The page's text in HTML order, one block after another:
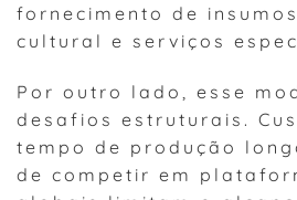
fornecimento de
cultural e serviços
Por outro lado, esse
desafios estruturais.
tempo de produção
de competir em